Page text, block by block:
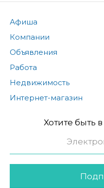
Афиша
Компании
Объявления
Работа
Недвижимость
Интернет-магазин
Хотите быть